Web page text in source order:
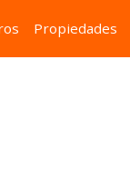
Propiedades